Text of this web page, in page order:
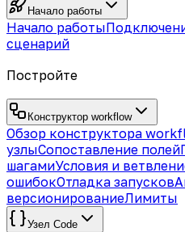
Начало работы
Начало работы
сценарий
Постройте
Конструктор workflow
Обзор конструктора
узлыСопоставление полей
шагамиУсловия и
ошибокОтладка запусков
версионированиеЛимиты
Узел Code